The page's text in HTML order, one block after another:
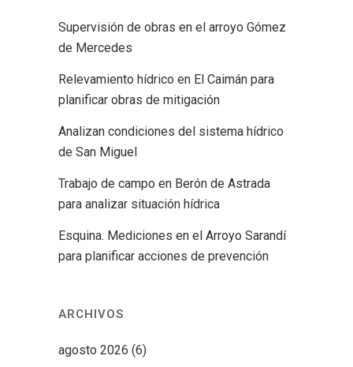
Supervisión de obras en el arroyo Gómez
de Mercedes
Relevamiento hídrico en El Caimán para
planificar obras de mitigación
Analizan condiciones del sistema hídrico
de San Miguel
Trabajo de campo en Berón de Astrada
para analizar situación hídrica
Esquina. Mediciones en el Arroyo Sarandí
para planificar acciones de prevención
ARCHIVOS
agosto 2026 (6)